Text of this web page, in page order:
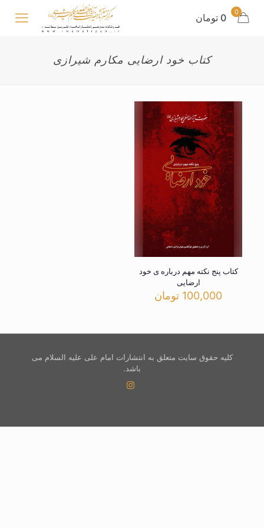
0 0 تومان
کتاب خود ارضایی مکارم شیرازی
کتاب پنج نکته مهم درباره ی خود
ارضایی
100,000 تومان
کلیه حقوق سایت متعلق به انتشارات امام علی علیه السلام می
باشد.